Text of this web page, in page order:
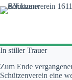
Zum
Inhalt
In stiller Trauer
Zum Ende
Schützenverein eine